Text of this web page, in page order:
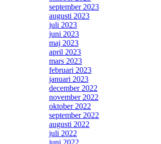
september 2023
augusti 2023
juli 2023
juni 2023
maj 2023
april 2023
mars 2023
februari 2023
januari 2023
december 2022
november 2022
oktober 2022
september 2022
augusti 2022
juli 2022
juni 2022